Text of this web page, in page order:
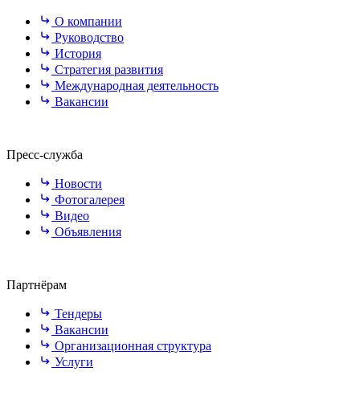
О компании
Руководство
История
Стратегия развития
Международная деятельность
Вакансии
Пресс-служба
Новости
Фотогалерея
Видео
Объявления
Партнёрам
Тендеры
Вакансии
Организационная структура
Услуги